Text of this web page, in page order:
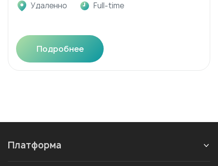
Удаленно Full-time
Подробнее
Платформа